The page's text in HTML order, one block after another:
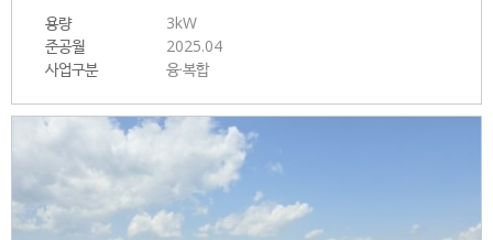
용량
3kW
준공월
2025.04
사업구분
융·복합